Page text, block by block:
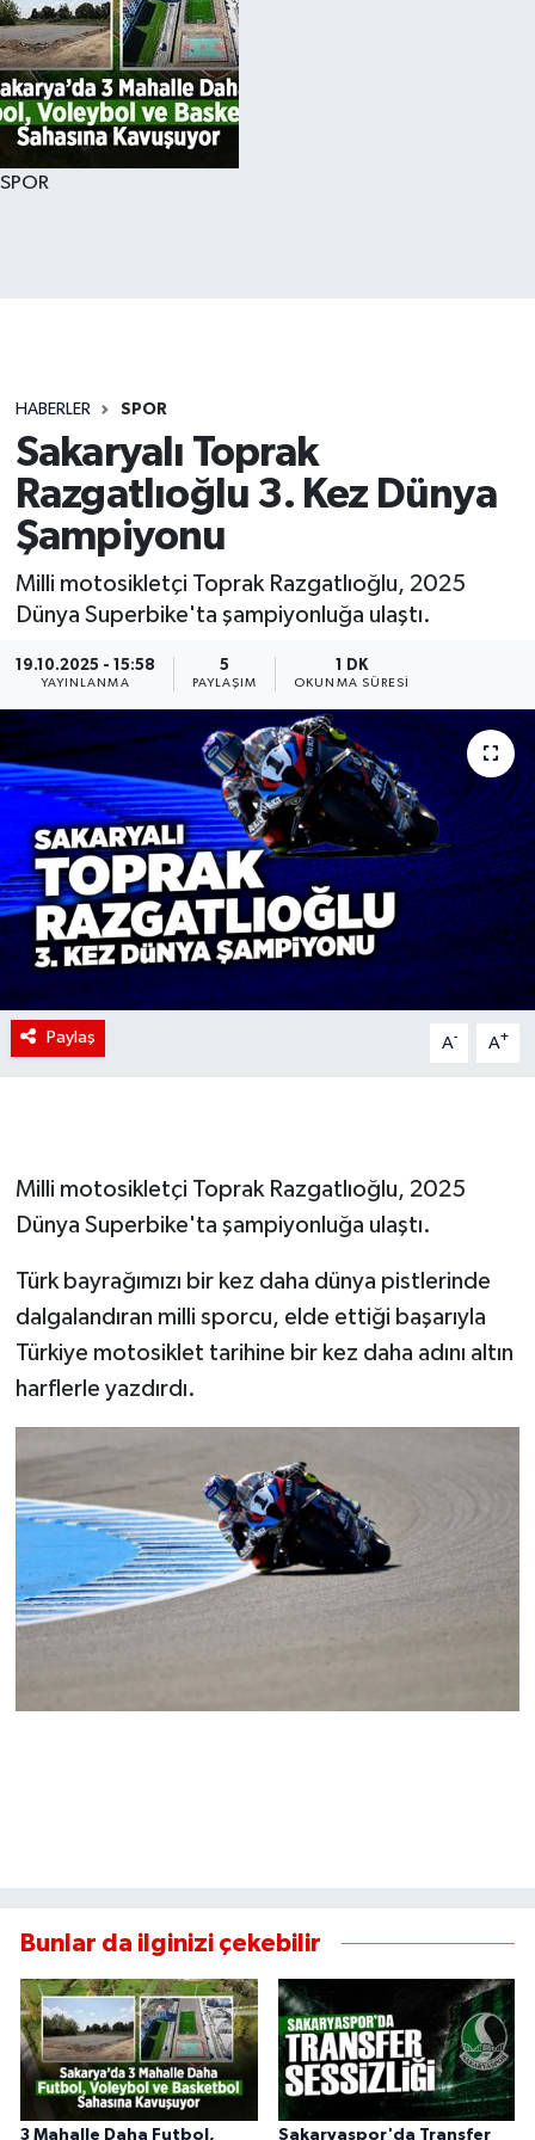
SPOR
HABERLER SPOR
Sakaryalı Toprak
Razgatlıoğlu 3. Kez Dünya
Şampiyonu
Milli motosikletçi Toprak Razgatlıoğlu, 2025
Dünya Superbike'ta şampiyonluğa ulaştı.
19.10.2025 - 15:58
YAYINLANMA
5
PAYLAŞIM
1 DK
OKUNMA SÜRESI
Paylaş A- A+
Milli motosikletçi Toprak Razgatlıoğlu, 2025
Dünya Superbike'ta şampiyonluğa ulaştı.
Türk bayrağımızı bir kez daha dünya pistlerinde
dalgalandıran milli sporcu, elde ettiği başarıyla
Türkiye motosiklet tarihine bir kez daha adını altın
harflerle yazdırdı.
Bunlar da ilginizi çekebilir
3 Mahalle Daha Futbol, Sakaryaspor'da Transfer